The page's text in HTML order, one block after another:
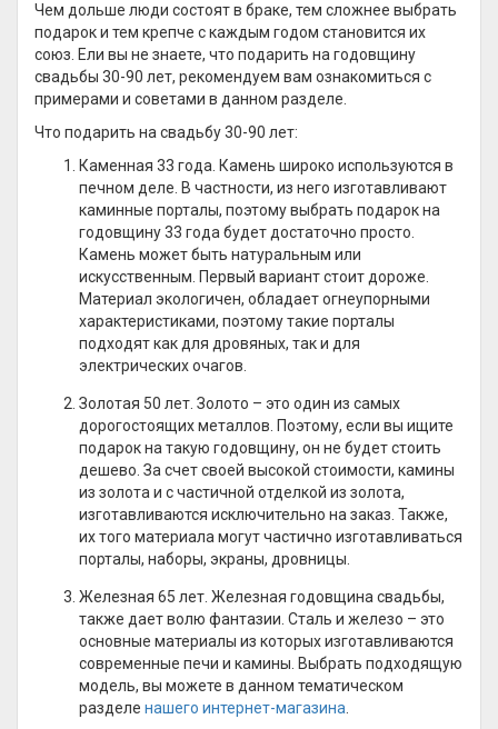
Чем дольше люди состоят в браке, тем сложнее выбрать
подарок и тем крепче с каждым годом становится их
союз. Ели вы не знаете, что подарить на годовщину
свадьбы 30-90 лет, рекомендуем вам ознакомиться с
примерами и советами в данном разделе.
Что подарить на свадьбу 30-90 лет:
Каменная 33 года. Камень широко используются в
печном деле. В частности, из него изготавливают
каминные порталы, поэтому выбрать подарок на
годовщину 33 года будет достаточно просто.
Камень может быть натуральным или
искусственным. Первый вариант стоит дороже.
Материал экологичен, обладает огнеупорными
характеристиками, поэтому такие порталы
подходят как для дровяных, так и для
электрических очагов.
Золотая 50 лет. Золото – это один из самых
дорогостоящих металлов. Поэтому, если вы ищите
подарок на такую годовщину, он не будет стоить
дешево. За счет своей высокой стоимости, камины
из золота и с частичной отделкой из золота,
изготавливаются исключительно на заказ. Также,
их того материала могут частично изготавливаться
порталы, наборы, экраны, дровницы.
Железная 65 лет. Железная годовщина свадьбы,
также дает волю фантазии. Сталь и железо – это
основные материалы из которых изготавливаются
современные печи и камины. Выбрать подходящую
модель, вы можете в данном тематическом
разделе нашего интернет-магазина.